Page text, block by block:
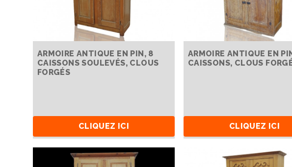
ARMOIRE ANTIQUE EN PIN, 8
CAISSONS SOULEVÉS, CLOUS
FORGÉS
CLIQUEZ ICI
ARMOIRE ANTIQUE EN
CAISSONS, CLOUS
CLIQUEZ ICI